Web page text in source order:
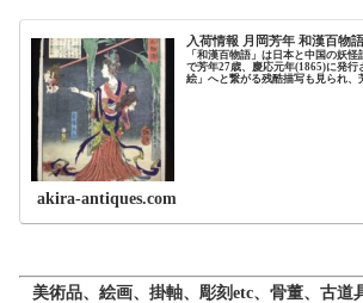
入荷情報 月岡芳年 和漢百物語
「和漢百物語」は日本と中国の妖
で芳年27歳、慶応元年(1865)に発行
絵」へと繋がる残酷描写も見られ、
akira-antiques.com
美術品、絵画、掛軸、彫刻etc、骨董、古道